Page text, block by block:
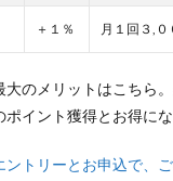
＋１％ 月１回３,
大のメリットはこちら
イント獲得とお得にな
トリーとお申込で、